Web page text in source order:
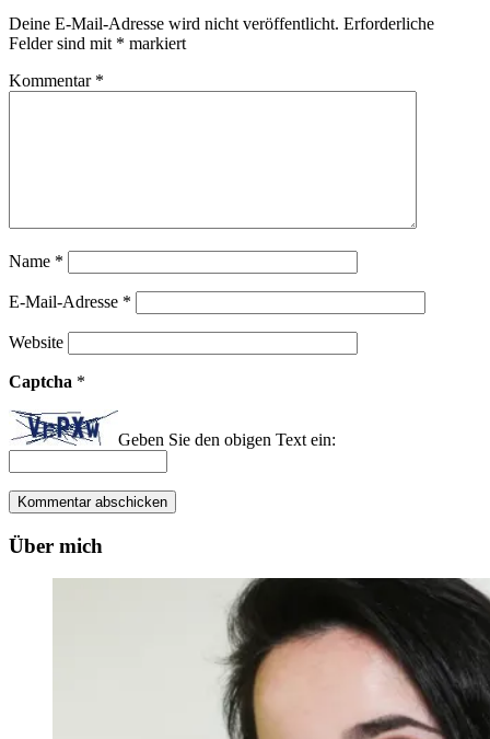
Deine E-Mail-Adresse wird nicht veröffentlicht. Erforderliche
Felder sind mit * markiert
Kommentar *
Name *
E-Mail-Adresse *
Website
Captcha *
Geben Sie den obigen Text ein:
Über mich